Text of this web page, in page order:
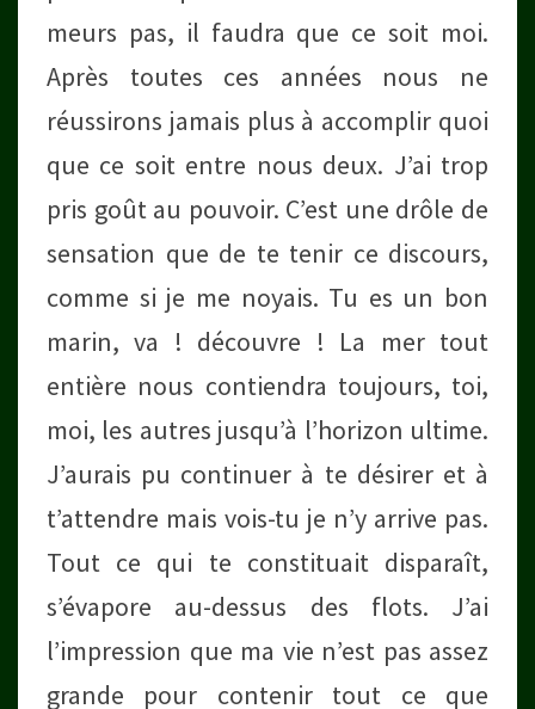
meurs pas, il faudra que ce soit moi.
Après toutes ces années nous ne
réussirons jamais plus à accomplir quoi
que ce soit entre nous deux. J’ai trop
pris goût au pouvoir. C’est une drôle de
sensation que de te tenir ce discours,
comme si je me noyais. Tu es un bon
marin, va ! découvre ! La mer tout
entière nous contiendra toujours, toi,
moi, les autres jusqu’à l’horizon ultime.
J’aurais pu continuer à te désirer et à
t’attendre mais vois-tu je n’y arrive pas.
Tout ce qui te constituait disparaît,
s’évapore au-dessus des flots. J’ai
l’impression que ma vie n’est pas assez
grande pour contenir tout ce que